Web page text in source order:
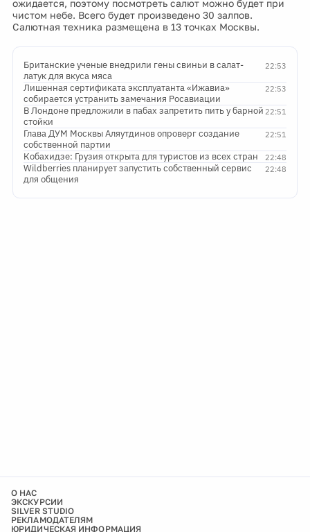
ожидается, поэтому посмотреть салют можно будет при
чистом небе. Всего будет произведено 30 залпов.
Салютная техника размещена в 13 точках Москвы.
22:53
Британские ученые внедрили гены свиньи в салат-
латук для вкуса мяса
22:53
Лишенная сертификата эксплуатанта «Ижавиа»
собирается устранить замечания Росавиации
22:51
В Лондоне предложили в пабах запретить пить у барной
стойки
22:51
Глава ДУМ Москвы Аляутдинов опроверг создание
собственной партии
22:48
Кобахидзе: Грузия открыта для туристов из всех стран
22:48
Wildberries планирует запустить собственный сервис
для общения
О НАС
ЭКСКУРСИИ
SILVER STUDIO
РЕКЛАМОДАТЕЛЯМ
ЮРИДИЧЕСКАЯ ИНФОРМАЦИЯ